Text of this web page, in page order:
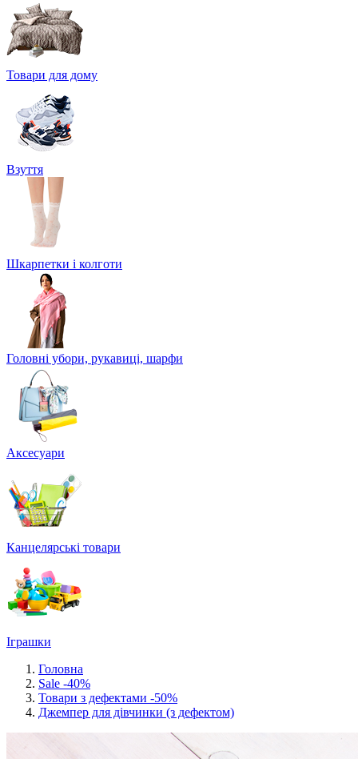
Товари для дому
Взуття
Шкарпетки і колготи
Головні убори, рукавиці, шарфи
Аксесуари
Канцелярські товари
Іграшки
Головна
Sale -40%
Товари з дефектами -50%
Джемпер для дівчинки (з дефектом)